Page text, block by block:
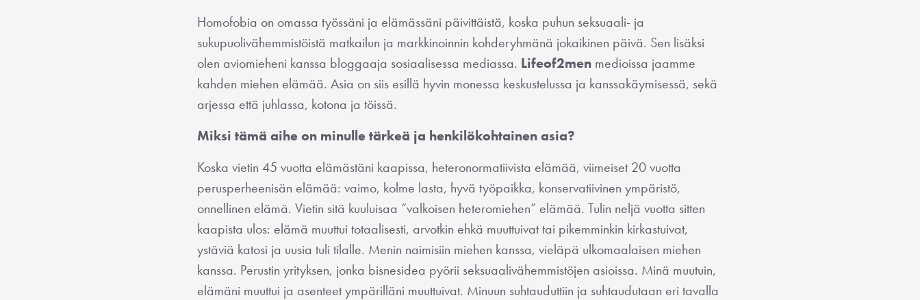
Homofobia on omassa työssäni ja elämässäni päivittäistä, koska puhun seksuaali- ja
sukupuolivähemmistöistä matkailun ja markkinoinnin kohderyhmänä jokaikinen päivä. Sen lisäksi
olen aviomieheni kanssa bloggaaja sosiaalisessa mediassa. Lifeof2men medioissa jaamme
kahden miehen elämää. Asia on siis esillä hyvin monessa keskustelussa ja kanssakäymisessä, sekä
arjessa että juhlassa, kotona ja töissä.
Miksi tämä aihe on minulle tärkeä ja henkilökohtainen asia?
Koska vietin 45 vuotta elämästäni kaapissa, heteronormatiivista elämää, viimeiset 20 vuotta
perusperheenisän elämää: vaimo, kolme lasta, hyvä työpaikka, konservatiivinen ympäristö,
onnellinen elämä. Vietin sitä kuuluisaa “valkoisen heteromiehen” elämää. Tulin neljä vuotta sitten
kaapista ulos: elämä muuttui totaalisesti, arvotkin ehkä muuttuivat tai pikemminkin kirkastuivat,
ystäviä katosi ja uusia tuli tilalle. Menin naimisiin miehen kanssa, vieläpä ulkomaalaisen miehen
kanssa. Perustin yrityksen, jonka bisnesidea pyörii seksuaalivähemmistöjen asioissa. Minä muutuin,
elämäni muuttui ja asenteet ympärilläni muuttuivat. Minuun suhtauduttiin ja suhtaudutaan eri tavalla